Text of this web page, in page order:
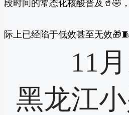
段时间的常态化核酸普及🥤🤣
际上已经陷于低效甚至无效🎁🧵
11月
黑龙江